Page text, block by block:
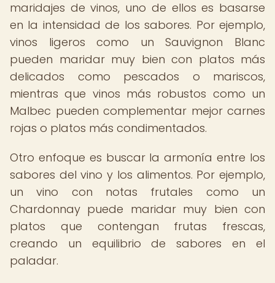
maridajes de vinos, uno de ellos es basarse
en la intensidad de los sabores. Por ejemplo,
vinos ligeros como un Sauvignon Blanc
pueden maridar muy bien con platos más
delicados como pescados o mariscos,
mientras que vinos más robustos como un
Malbec pueden complementar mejor carnes
rojas o platos más condimentados.
Otro enfoque es buscar la armonía entre los
sabores del vino y los alimentos. Por ejemplo,
un vino con notas frutales como un
Chardonnay puede maridar muy bien con
platos que contengan frutas frescas,
creando un equilibrio de sabores en el
paladar.